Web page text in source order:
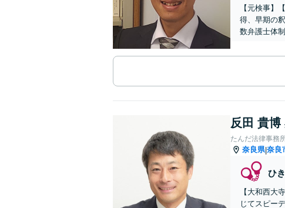
【元検事】
得、早期の
数弁護士体制
反田 貴博
たんだ法律事務
奈良県|奈良
ひ
【大和西大
じてスピー